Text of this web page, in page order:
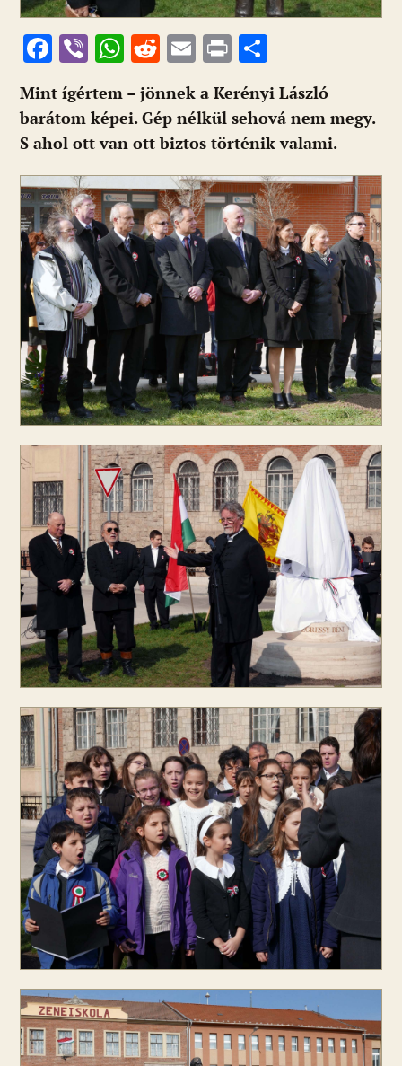
F
ac
e
b
o
k
Vi
er
W
at
s
p
p
R
d
di
E
m
ai
l
Pr
in
t
ss
za
m
g
Mint ígértem – jönnek a Kerényi László
barátom képei. Gép nélkül sehová nem megy.
S ahol ott van ott biztos történik valami.